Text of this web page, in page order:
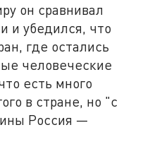
он сравнивал
и убедился, что
где остались
человеческие
есть много
в стране, но "с
Россия —